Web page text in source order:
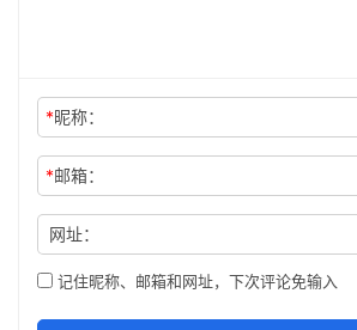
*昵称：
*邮箱：
网址：
记住昵称、邮箱和网址，下次评论免输入